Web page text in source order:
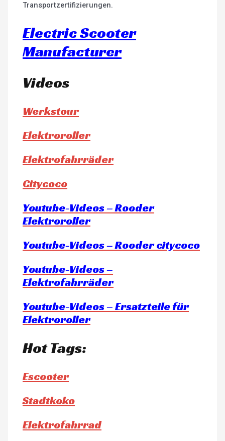
Transportzertifizierungen.
Electric Scooter
Manufacturer
Videos
Werkstour
Elektroroller
Elektrofahrräder
Citycoco
Youtube-Videos – Rooder
Elektroroller
Youtube-Videos – Rooder citycoco
Youtube-Videos –
Elektrofahrräder
Youtube-Videos – Ersatzteile für
Elektroroller
Hot Tags:
Escooter
Stadtkoko
Elektrofahrrad